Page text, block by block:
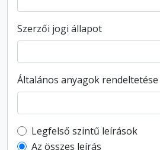
Szerzői jogi állapot
Általános anyagok rendeltetése
Top-level description
Legfelső szintű leírások
Az összes leírás